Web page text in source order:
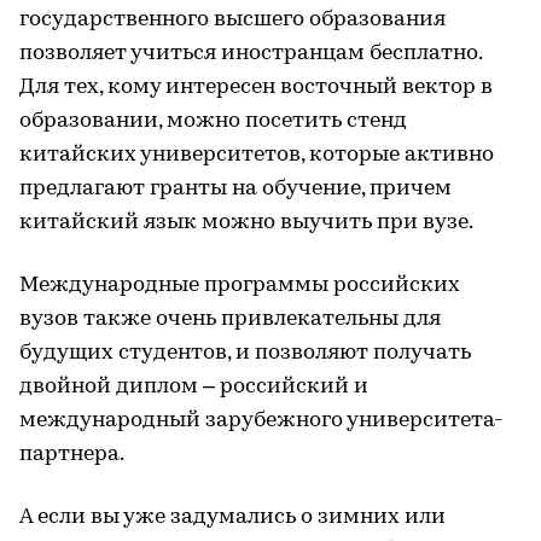
государственного высшего образования
позволяет учиться иностранцам бесплатно.
Для тех, кому интересен восточный вектор в
образовании, можно посетить стенд
китайских университетов, которые активно
предлагают гранты на обучение, причем
китайский язык можно выучить при вузе.
Международные программы российских
вузов также очень привлекательны для
будущих студентов, и позволяют получать
двойной диплом – российский и
международный зарубежного университета-
партнера.
А если вы уже задумались о зимних или